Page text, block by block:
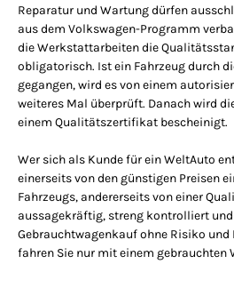
Reparatur und Wartung dürfen
aus dem Volkswagen-Programm
die Werkstattarbeiten die
obligatorisch. Ist ein Fahrzeug durch
gegangen, wird es von einem
weiteres Mal überprüft. Danach wird
einem Qualitätszertifikat bescheinigt.
Wer sich als Kunde für ein WeltAuto
einerseits von den günstigen Preisen
Fahrzeugs, andererseits von einer
aussagekräftig, streng kontrolliert
Gebrauchtwagenkauf ohne Risiko und
fahren Sie nur mit einem gebrauchten